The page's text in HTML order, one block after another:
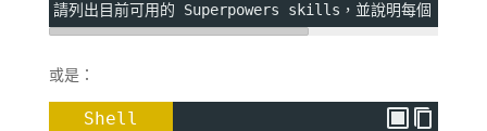
請列出目前可用的 Superpowers skills，並說明每個 skill
或是：
Shell